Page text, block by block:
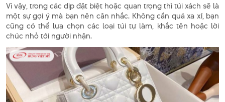
Vì vậy, trong các dịp đặt biệt hoặc quan trọng thì túi xách sẽ là
một sự gợi ý mà bạn nên cân nhắc. Không cần quá xa xỉ, bạn
cũng có thể lựa chọn các loại túi tự làm, khắc tên hoặc lời
chúc nhỏ tới người nhận.